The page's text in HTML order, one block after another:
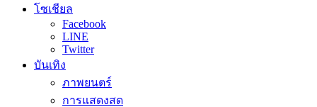
โซเชียล
Facebook
LINE
Twitter
บันเทิง
ภาพยนตร์
การแสดงสด